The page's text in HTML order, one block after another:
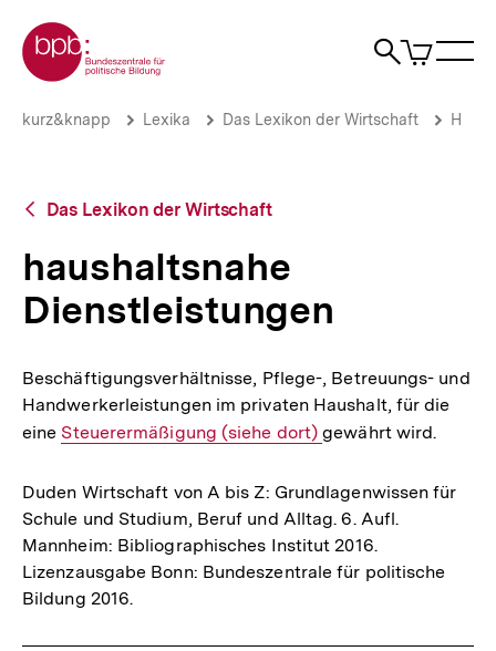
zum
Seiteninhalt
springen
Zur Startseite der bpb
Suche
Artikel
im
haushaltsnahe
Brotkrümelnavigation
Pfadnavigation
kurz&knapp Lexika Das Lexikon der Wirtschaft H
Zurück
Übersicht
Das Lexikon der Wirtschaft
haushaltsnahe
Dienstleistungen
Beschäftigungsverhältnisse, Pflege-, Betreuungs- und
Handwerkerleistungen im privaten Haushalt, für die
eine Interner
Steuerermäßigung (siehe dort)gewährt wird.
Duden Wirtschaft von A bis Z: Grundlagenwissen für
Schule und Studium, Beruf und Alltag. 6. Aufl.
Mannheim: Bibliographisches Institut 2016.
Lizenzausgabe Bonn: Bundeszentrale für politische
Bildung 2016.